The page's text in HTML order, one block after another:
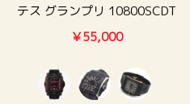
テス グランプリ 10800SCDT
￥55,000